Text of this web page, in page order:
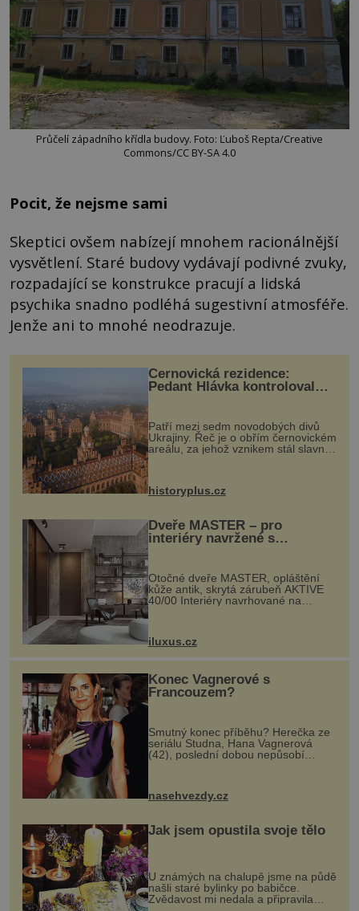
Průčelí západního křídla budovy. Foto: Ľuboš Repta/Creative
Commons/CC BY-SA 4.0
Pocit, že nejsme sami
Skeptici ovšem nabízejí mnohem racionálnější
vysvětlení. Staré budovy vydávají podivné zvuky,
rozpadající se konstrukce pracují a lidská
psychika snadno podléhá sugestivní atmosféře.
Jenže ani to mnohé neodrazuje.
Černovická rezidence:
Pedant Hlávka kontroloval
Patří mezi sedm novodobých divů
Ukrajiny. Řeč je o obřím černovickém
areálu, za jehož vznikem stál slavný
český architekt Josef Hlávka. Ten si
na něm dal mimořádně záležet. Jeho
historyplus.cz
Dveře MASTER – pro
interiéry navržené s
rozumem i vášní!
Otočné dveře MASTER, opláštění
kůže antik, skrytá zárubeň AKTIVE
40/00 Interiéry navrhované na
zakázku často vyžadují atypické
rozměry nejen nábytku, ale i
dnes umož...
iluxus.cz
Konec Vagnerové s
Francouzem?
Smutný konec příběhu? Herečka ze
seriálu Studna, Hana Vagnerová
(42), poslední dobou nepůsobí
nasehvezdy.cz
Jak jsem opustila svoje tělo
U známých na chalupě jsme na půdě
našli staré bylinky po babičce.
Zvědavost mi nedala a připravila